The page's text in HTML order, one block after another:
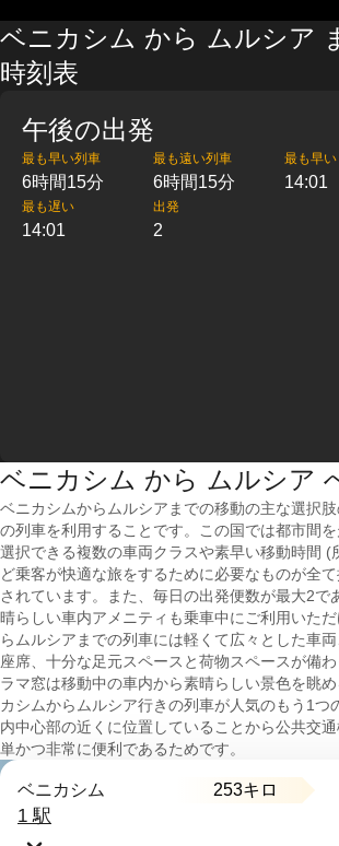
ベニカシム から ムルシア
時刻表
午後の出発
最も早い列車
6時間15分
最も遠い列車
6時間15分
最も早い
14:01
最も遅い
14:01
出発
2
ベニカシム から ムルシア
ベニカシムからムルシアまでの移動の主な選択
の列車を利用することです。この国では都市間
選択できる複数の車両クラスや素早い移動時間 (
ど乗客が快適な旅をするために必要なものが全
されています。また、毎日の出発便数が最大2で
晴らしい車内アメニティも乗車中にご利用いた
らムルシアまでの列車には軽くて広々とした車
座席、十分な足元スペースと荷物スペースが備
ラマ窓は移動中の車内から素晴らしい景色を眺
カシムからムルシア行きの列車が人気のもう1つ
内中心部の近くに位置していることから公共交
単かつ非常に便利であるためです。
ベニカシム 253キロ
1 駅